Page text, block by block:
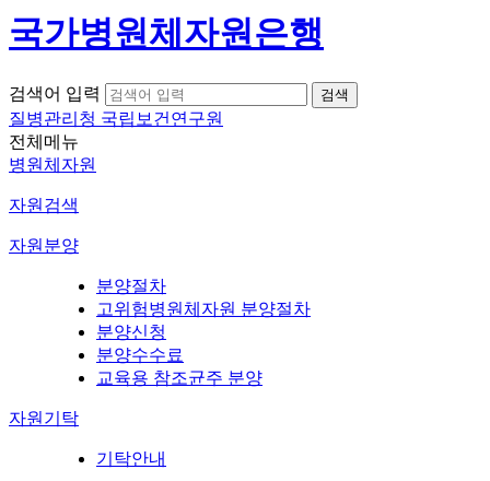
국가병원체자원은행
검색어 입력
질병관리청 국립보건연구원
전체메뉴
병원체자원
자원검색
자원분양
분양절차
고위험병원체자원 분양절차
분양신청
분양수수료
교육용 참조균주 분양
자원기탁
기탁안내